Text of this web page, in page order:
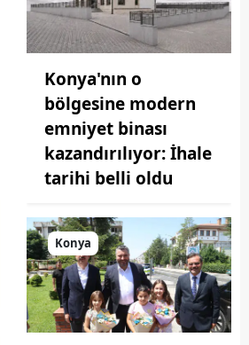
Konya'nın o
bölgesine modern
emniyet binası
kazandırılıyor: İhale
tarihi belli oldu
Konya